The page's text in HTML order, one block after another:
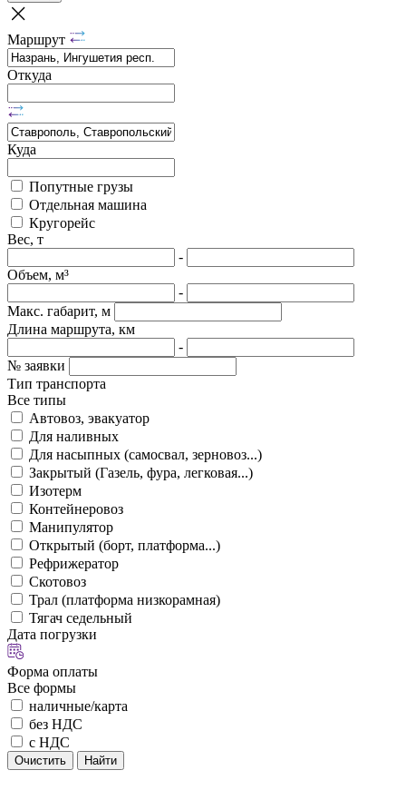
Маршрут
Откуда
Куда
Попутные грузы
Отдельная машина
Кругорейс
Вес, т
-
Объем, м³
-
Макс. габарит, м
Длина маршрута, км
-
№ заявки
Тип транспорта
Все типы
Автовоз, эвакуатор
Для наливных
Для насыпных (самосвал, зерновоз...)
Закрытый (Газель, фура, легковая...)
Изотерм
Контейнеровоз
Манипулятор
Открытый (борт, платформа...)
Рефрижератор
Скотовоз
Трал (платформа низкорамная)
Тягач седельный
Дата погрузки
Форма оплаты
Все формы
наличные/карта
без НДС
с НДС
Очистить Найти